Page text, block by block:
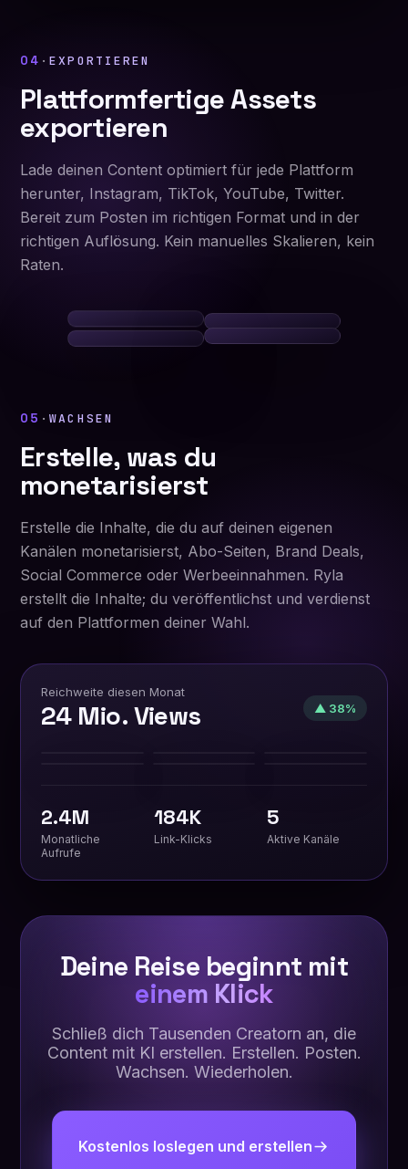
04 ·EXPORTIEREN
Plattformfertige Assets
exportieren
Lade deinen Content optimiert für jede Plattform
herunter, Instagram, TikTok, YouTube, Twitter.
Bereit zum Posten im richtigen Format und in der
richtigen Auflösung. Kein manuelles Skalieren, kein
Raten.
Instagram
05 ·WACHSEN
Erstelle, was du
monetarisierst
Erstelle die Inhalte, die du auf deinen eigenen
Kanälen monetarisierst, Abo-Seiten, Brand Deals,
Social Commerce oder Werbeeinnahmen. Ryla
erstellt die Inhalte; du veröffentlichst und verdienst
auf den Plattformen deiner Wahl.
Reichweite diesen Monat
24 Mio. Views ▲ 38%
2.4M
Monatliche
Aufrufe
184K
Link-Klicks
5
Aktive Kanäle
Deine Reise beginnt mit
einem Klick
Schließ dich Tausenden Creatorn an, die
Content mit KI erstellen. Erstellen. Posten.
Wachsen. Wiederholen.
Kostenlos loslegen und erstellen